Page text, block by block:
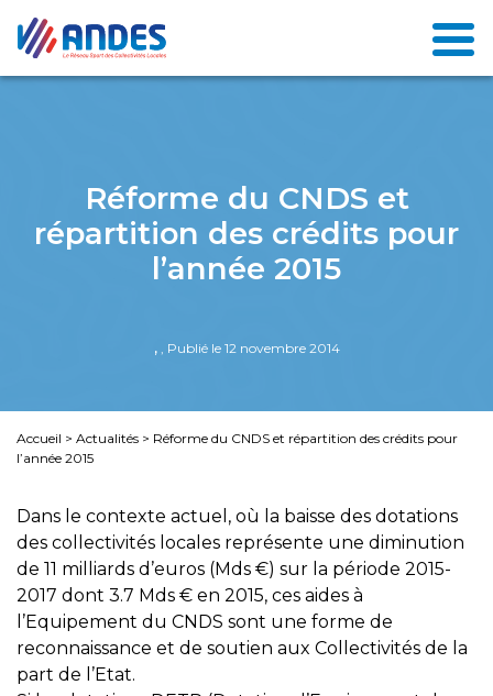
Réforme du CNDS et
répartition des crédits pour
l’année 2015
, , Publié le 12 novembre 2014
Accueil > Actualités > Réforme du CNDS et répartition des crédits pour
l’année 2015
Dans le contexte actuel, où la baisse des dotations
des collectivités locales représente une diminution
de 11 milliards d’euros (Mds €) sur la période 2015-
2017 dont 3.7 Mds € en 2015, ces aides à
l’Equipement du CNDS sont une forme de
reconnaissance et de soutien aux Collectivités de la
part de l’Etat.